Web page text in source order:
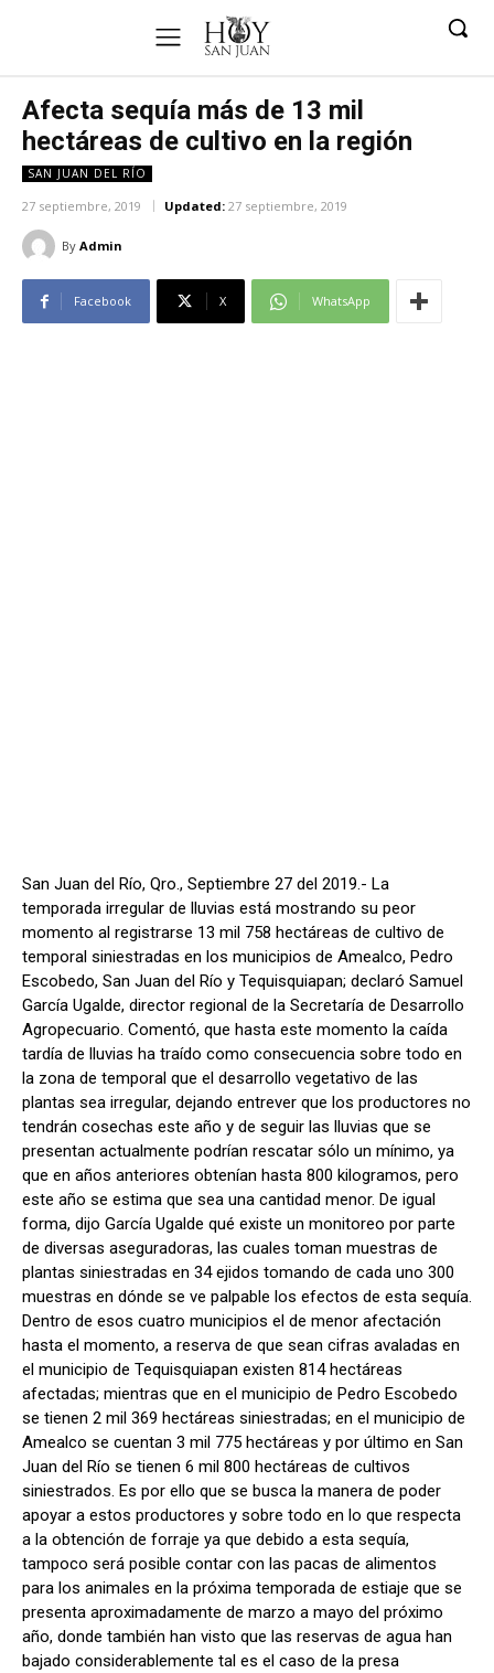
Afecta sequía más de 13 mil
hectáreas de cultivo en la región
SAN JUAN DEL RÍO
27 septiembre, 2019 Updated: 27 septiembre, 2019
By Admin
Facebook X WhatsApp
San Juan del Río, Qro., Septiembre 27 del 2019.- La
temporada irregular de lluvias está mostrando su peor
momento al registrarse 13 mil 758 hectáreas de cultivo de
temporal siniestradas en los municipios de Amealco, Pedro
Escobedo, San Juan del Río y Tequisquiapan; declaró Samuel
García Ugalde, director regional de la Secretaría de Desarrollo
Agropecuario. Comentó, que hasta este momento la caída
tardía de lluvias ha traído como consecuencia sobre todo en
la zona de temporal que el desarrollo vegetativo de las
plantas sea irregular, dejando entrever que los productores no
tendrán cosechas este año y de seguir las lluvias que se
presentan actualmente podrían rescatar sólo un mínimo, ya
que en años anteriores obtenían hasta 800 kilogramos, pero
este año se estima que sea una cantidad menor. De igual
forma, dijo García Ugalde qué existe un monitoreo por parte
de diversas aseguradoras, las cuales toman muestras de
plantas siniestradas en 34 ejidos tomando de cada uno 300
muestras en dónde se ve palpable los efectos de esta sequía.
Dentro de esos cuatro municipios el de menor afectación
hasta el momento, a reserva de que sean cifras avaladas en
el municipio de Tequisquiapan existen 814 hectáreas
afectadas; mientras que en el municipio de Pedro Escobedo
se tienen 2 mil 369 hectáreas siniestradas; en el municipio de
Amealco se cuentan 3 mil 775 hectáreas y por último en San
Juan del Río se tienen 6 mil 800 hectáreas de cultivos
siniestrados. Es por ello que se busca la manera de poder
apoyar a estos productores y sobre todo en lo que respecta
a la obtención de forraje ya que debido a esta sequía,
tampoco será posible contar con las pacas de alimentos
para los animales en la próxima temporada de estiaje que se
presenta aproximadamente de marzo a mayo del próximo
año, donde también han visto que las reservas de agua han
bajado considerablemente tal es el caso de la presa